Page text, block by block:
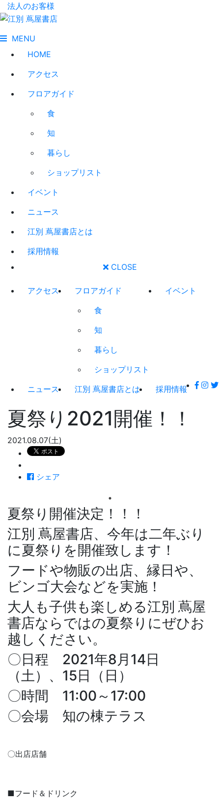
法人のお客様
MENU
HOME
アクセス
フロアガイド
食
知
暮らし
ショップリスト
イベント
ニュース
江別 蔦屋書店とは
採用情報
CLOSE
アクセス
フロアガイド
食
知
暮らし
ショップリスト
イベント
ニュース 江別 蔦屋書店とは 採用情報
夏祭り2021開催！！
2021.08.07(土)
シェア
夏祭り開催決定！！！
江別 蔦屋書店、今年は二年ぶり
に夏祭りを開催致します！
フードや物販の出店、縁日や、
ビンゴ大会などを実施！
大人も子供も楽しめる江別 蔦屋
書店ならではの夏祭りにぜひお
越しください。
〇日程 2021年8月14日
（土）、15日（日）
〇時間 11:00～17:00
〇会場 知の棟テラス
〇出店店舗
■フード＆ドリンク